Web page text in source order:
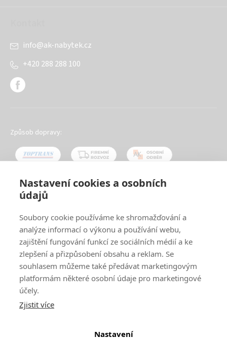
Nastavení cookies a osobních
údajů
Soubory cookie používáme ke shromažďování a
analýze informací o výkonu a používání webu,
zajištění fungování funkcí ze sociálních médií a ke
zlepšení a přizpůsobení obsahu a reklam. Se
souhlasem můžeme také předávat marketingovým
platformám některé osobní údaje pro marketingové
účely.
Zjistit více
Nastavení
info@ak-nabytek.cz
+420 288 288 100
Způsob dopravy:
Shoptet |mime digital